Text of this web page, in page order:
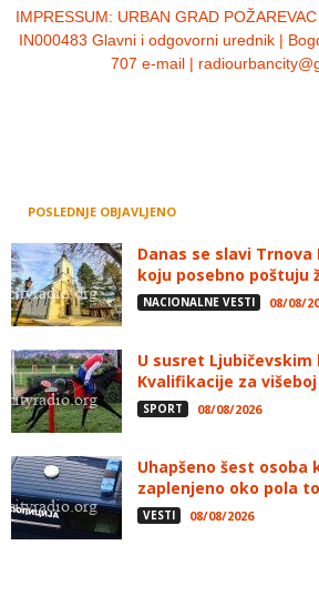
IMPRESSUM: URBAN GRAD
IN000483 Glavni i odgovorni urednik |
707 e-mail |
POSLEDNJE OBJAVLJENO
Danas se slavi
koju posebno poštuju
NACIONALNE VESTI 08/08/
U susret
Kvalifikacije za
SPORT 08/08/2026
Uhapšeno šest osoba
zaplenjeno oko pola
VESTI 08/08/2026